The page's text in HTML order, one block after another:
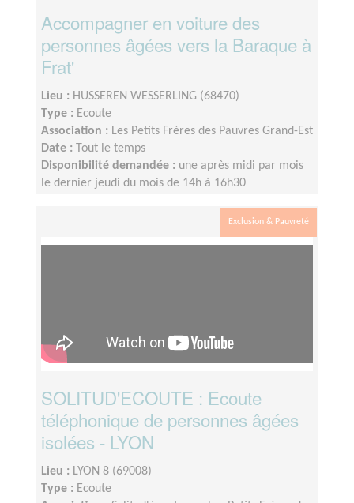
Accompagner en voiture des
personnes âgées vers la Baraque à
Frat'
Lieu : HUSSEREN WESSERLING (68470)
Type : Ecoute
Association : Les Petits Frères des Pauvres Grand-Est
Date :
Tout le temps
Disponibilité demandée : une après midi par mois
le dernier jeudi du mois de 14h à 16h30
Exclusion & Pauvreté
SOLITUD'ECOUTE : Ecoute
téléphonique de personnes âgées
isolées - LYON
Lieu : LYON 8 (69008)
Type : Ecoute